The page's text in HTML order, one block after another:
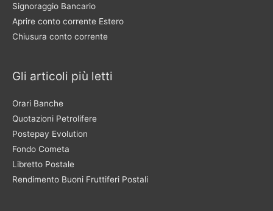
Signoraggio Bancario
Aprire conto corrente Estero
Chiusura conto corrente
Gli articoli più letti
Orari Banche
Quotazioni Petrolifere
Postepay Evolution
Fondo Cometa
Libretto Postale
Rendimento Buoni Fruttiferi Postali